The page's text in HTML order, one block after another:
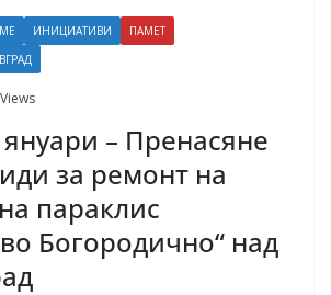
ИНИЦИАТИВИ
ПАМЕТ
януари – Пренасяне
за ремонт на
параклис
Богородично“ над